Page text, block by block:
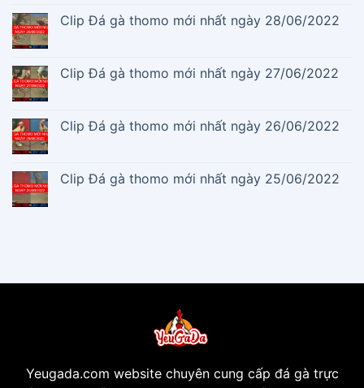
Clip Đá gà thomo mới nhất ngày 28/06/2022
Clip Đá gà thomo mới nhất ngày 27/06/2022
Clip Đá gà thomo mới nhất ngày 26/06/2022
Clip Đá gà thomo mới nhất ngày 25/06/2022
Yeugada.com website chuyên cung cấp đá gà trực